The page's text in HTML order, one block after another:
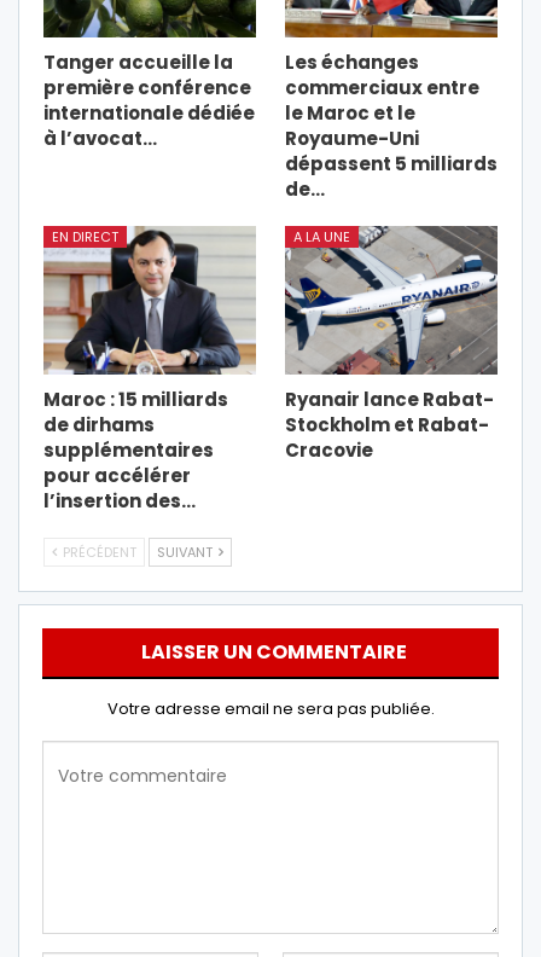
Tanger accueille la
première conférence
internationale dédiée
à l’avocat…
Les échanges
commerciaux entre
le Maroc et le
Royaume-Uni
dépassent 5 milliards
de…
EN DIRECT
Maroc : 15 milliards
de dirhams
supplémentaires
pour accélérer
l’insertion des…
A LA UNE
Ryanair lance Rabat-
Stockholm et Rabat-
Cracovie
PRÉCÉDENT SUIVANT
LAISSER UN COMMENTAIRE
Votre adresse email ne sera pas publiée.